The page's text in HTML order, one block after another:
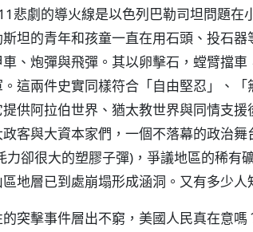
悲劇的導火線是以色列巴勒司坦問題在
坦的青年和孩童一直在用石頭、投石
、炮彈與飛彈。其以卵擊石，螳臂擋
這兩件史實同樣符合「自由堅忍」、
提供阿拉伯世界、猶太教世界與同情支
客與大資本家們，一個不落幕的政治
力卻很大的塑膠子彈)，爭議地區的稀有
地層已到處崩塌形成涵洞。又有多少人
突擊事件層出不窮，美國人民真在意